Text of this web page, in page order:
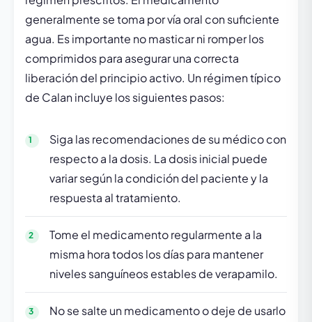
generalmente se toma por vía oral con suficiente
agua. Es importante no masticar ni romper los
comprimidos para asegurar una correcta
liberación del principio activo. Un régimen típico
de Calan incluye los siguientes pasos:
Siga las recomendaciones de su médico con
respecto a la dosis. La dosis inicial puede
variar según la condición del paciente y la
respuesta al tratamiento.
Tome el medicamento regularmente a la
misma hora todos los días para mantener
niveles sanguíneos estables de verapamilo.
No se salte un medicamento o deje de usarlo